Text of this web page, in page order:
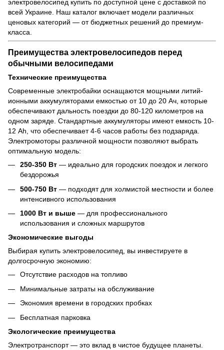
электровелосипед купить по доступной цене с доставкой по
всей Украине. Наш каталог включает модели различных
ценовых категорий — от бюджетных решений до премиум-
класса.
Преимущества электровелосипедов перед
обычными велосипедами
Технические преимущества
Современные электробайки оснащаются мощными литий-
ионными аккумуляторами емкостью от 10 до 20 Ач, которые
обеспечивают дальность поездки до 80-120 километров на
одном заряде. Стандартные аккумуляторы имеют емкость 10-
12 Ah, что обеспечивает 4-6 часов работы без подзаряда.
Электромоторы различной мощности позволяют выбрать
оптимальную модель:
250-350 Вт — идеально для городских поездок и легкого
бездорожья
500-750 Вт — подходят для холмистой местности и более
интенсивного использования
1000 Вт и выше — для профессионального
использования и сложных маршрутов
Экономические выгоды
Выбирая купить электровелосипед, вы инвестируете в
долгосрочную экономию:
Отсутствие расходов на топливо
Минимальные затраты на обслуживание
Экономия времени в городских пробках
Бесплатная парковка
Экологические преимущества
Электротранспорт — это вклад в чистое будущее планеты.